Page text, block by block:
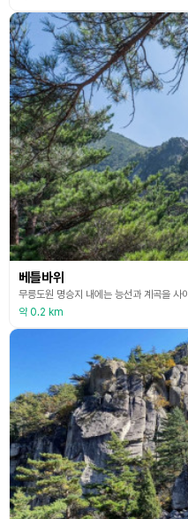
베틀바위
약 0.2 km